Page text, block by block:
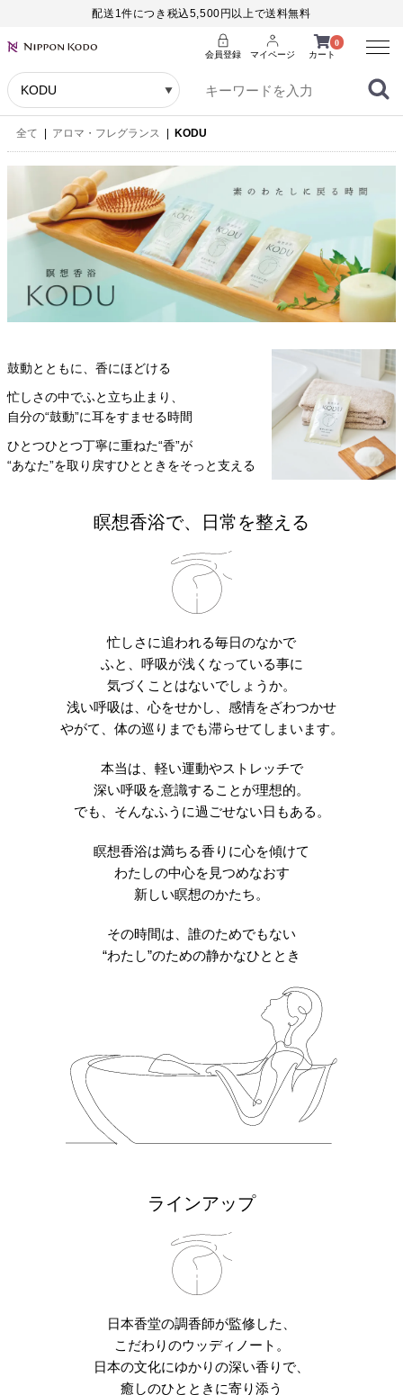
配送1件につき税込5,500円以上で送料無料
0
カート
会員登録 マイページ
Menu
全て アロマ・フレグランス KODU
鼓動とともに、香にほどける
忙しさの中でふと立ち止まり、
自分の“鼓動”に耳をすませる時間
ひとつひとつ丁寧に重ねた“香”が
“あなた”を取り戻すひとときをそっと支える
瞑想香浴で、日常を整える
忙しさに追われる毎日のなかで
ふと、呼吸が浅くなっている事に
気づくことはないでしょうか。
浅い呼吸は、心をせかし、感情をざわつかせ
やがて、体の巡りまでも滞らせてしまいます。
本当は、軽い運動やストレッチで
深い呼吸を意識することが理想的。
でも、そんなふうに過ごせない日もある。
瞑想香浴は満ちる香りに心を傾けて
わたしの中心を見つめなおす
新しい瞑想のかたち。
その時間は、誰のためでもない
“わたし”のための静かなひととき
ラインアップ
日本香堂の調香師が監修した、
こだわりのウッディノート。
日本の文化にゆかりの深い香りで、
癒しのひとときに寄り添う